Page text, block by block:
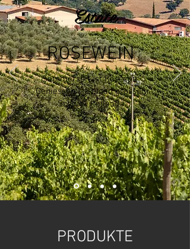
Estate
ROSEWEIN
Sommerzeit ist Rosezeit.
Geniessen sie einen grossen
Schluck italianità
PRODUKTE